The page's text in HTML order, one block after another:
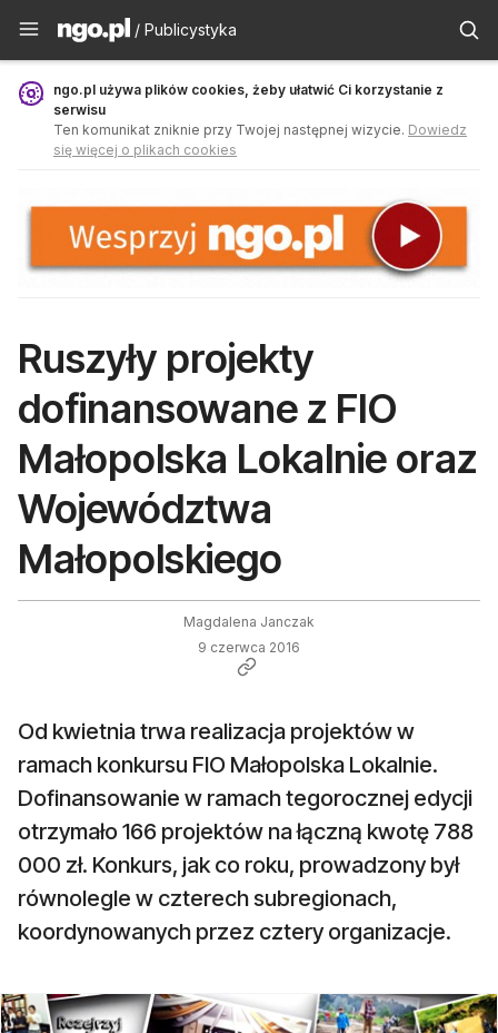
Publicystyka - ngo.pl
/ Publicystyka
ngo.pl używa plików cookies, żeby ułatwić Ci korzystanie z
serwisu
Ten komunikat zniknie przy Twojej następnej wizycie. Dowiedz
się więcej o plikach cookies
Ruszyły projekty
dofinansowane z FIO
Małopolska Lokalnie oraz
Województwa
Małopolskiego
Magdalena Janczak
9 czerwca 2016
Od kwietnia trwa realizacja projektów w
ramach konkursu FIO Małopolska Lokalnie.
Dofinansowanie w ramach tegorocznej edycji
otrzymało 166 projektów na łączną kwotę 788
000 zł. Konkurs, jak co roku, prowadzony był
równolegle w czterech subregionach,
koordynowanych przez cztery organizacje.